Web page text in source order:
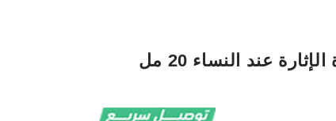
عند النساء 20 مل